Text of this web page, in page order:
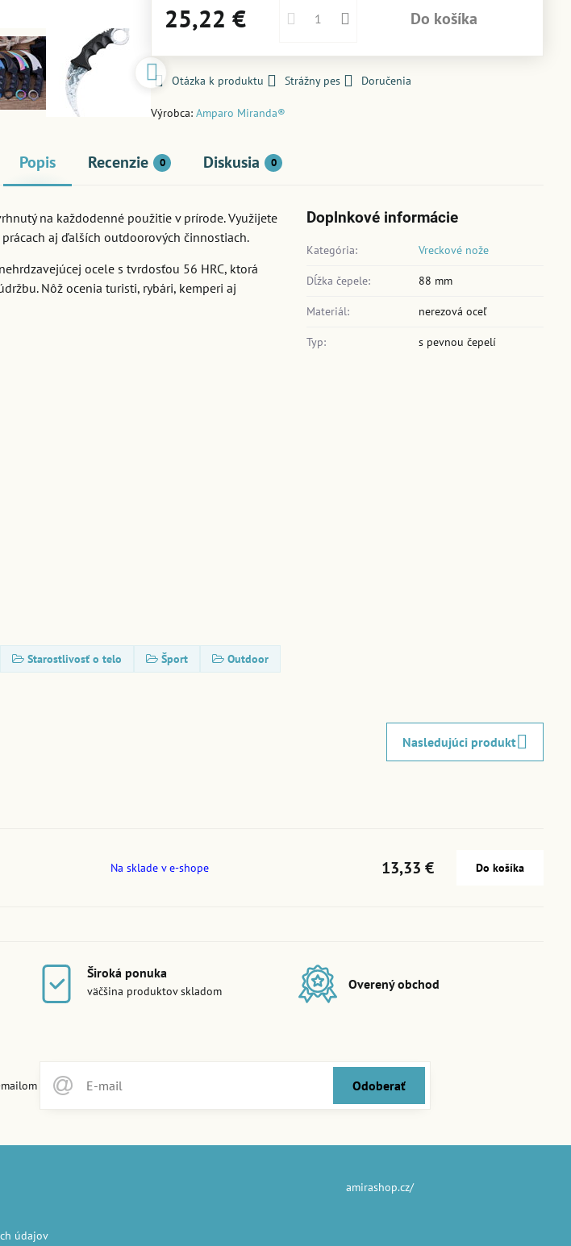
25,22 € Do košíka
Otázka k produktu Strážny pes Doručenia
Výrobca:Amparo Miranda®
Popis Recenzie 0 Diskusia 0
na každodenné použitie v prírode. Využijete
aj ďalších outdoorových činnostiach.
ocele s tvrdosťou 56 HRC, ktorá
Nôž ocenia turisti, rybári, kemperi aj
Starostlivosť o telo Šport
Outdoor
Doplnkové informácie
Kategória: Vreckové nože
Dĺžka čepele: 88 mm
Materiál: nerezová oceľ
Typ: s pevnou čepelí
Nasledujúci produkt
Na sklade v e-shope 13,33 € Do košíka
Široká ponuka
väčšina produktov skladom Overený obchod
Odoberať
údajov
amirashop.cz/